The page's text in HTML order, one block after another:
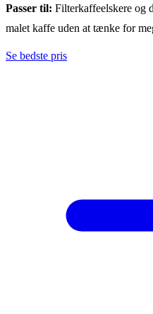
Passer til: Filterkaffeelskere og
malet kaffe uden at tænke for
Se bedste pris